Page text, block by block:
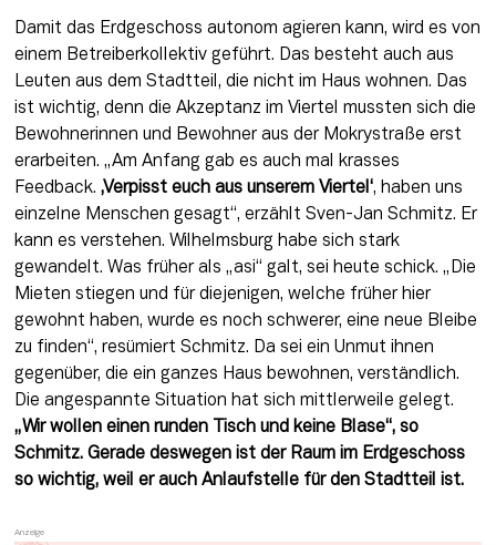
Damit das Erdgeschoss autonom agieren kann, wird es von
einem Betreiberkollektiv geführt. Das besteht auch aus
Leuten aus dem Stadtteil, die nicht im Haus wohnen. Das
ist wichtig, denn die Akzeptanz im Viertel mussten sich die
Bewohnerinnen und Bewohner aus der Mokrystraße erst
erarbeiten. „Am Anfang gab es auch mal krasses
Feedback. ,Verpisst euch aus unserem Viertel‘, haben uns
einzelne Menschen gesagt“, erzählt Sven-Jan Schmitz. Er
kann es verstehen. Wilhelmsburg habe sich stark
gewandelt. Was früher als „asi“ galt, sei heute schick. „Die
Mieten stiegen und für diejenigen, welche früher hier
gewohnt haben, wurde es noch schwerer, eine neue Bleibe
zu finden“, resümiert Schmitz. Da sei ein Unmut ihnen
gegenüber, die ein ganzes Haus bewohnen, verständlich.
„Wir wollen einen runden Tisch und keine Blase“, so
Schmitz. Gerade deswegen ist der Raum im Erdgeschoss
so wichtig, weil er auch Anlaufstelle für den Stadtteil ist.